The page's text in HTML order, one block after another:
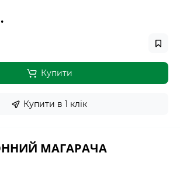
Купити
Купити в 1 клiк
МАГАРАЧА